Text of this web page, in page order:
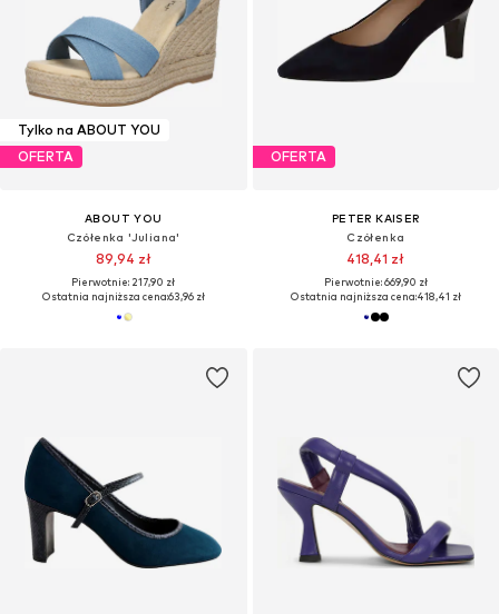
Tylko na ABOUT YOU
OFERTA
ABOUT YOU
Czółenka 'Juliana'
89,94 zł
Pierwotnie: 217,90 zł
Ostatnia najniższa cena:63,96 zł
OFERTA
PETER KAISER
Czółenka
418,41 zł
Pierwotnie: 669,90 zł
Ostatnia najniższa cena:418,41 zł